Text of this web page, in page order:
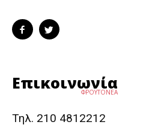
Επικοινωνία
ΦΡΟΥΤΟΝΕΑ
Τηλ. 210 4812212